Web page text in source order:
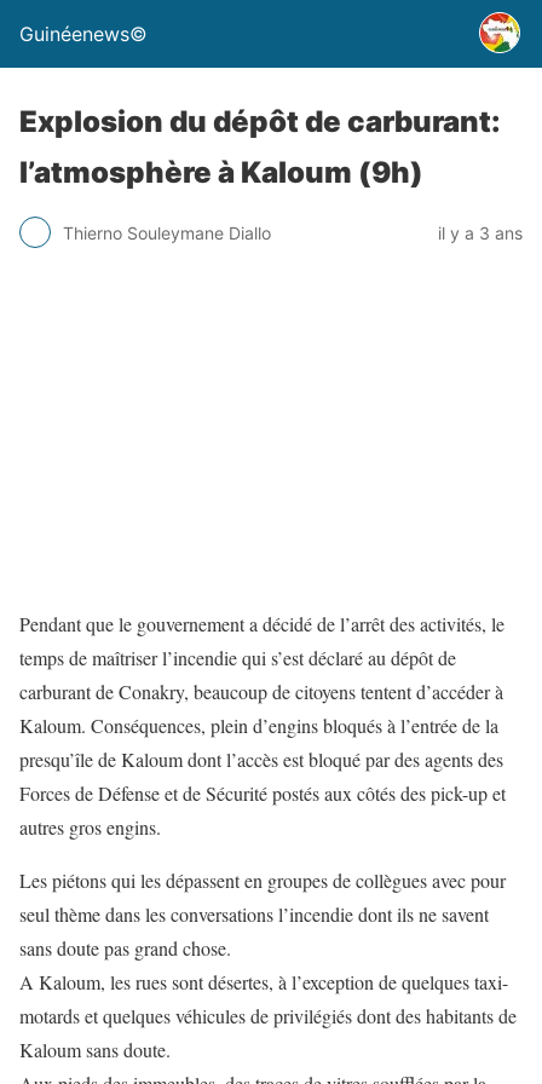
Guinéenews©
Explosion du dépôt de carburant:
l’atmosphère à Kaloum (9h)
Thierno Souleymane Diallo il y a 3 ans
Pendant que le gouvernement a décidé de l’arrêt des activités, le
temps de maîtriser l’incendie qui s’est déclaré au dépôt de
carburant de Conakry, beaucoup de citoyens tentent d’accéder à
Kaloum. Conséquences, plein d’engins bloqués à l’entrée de la
presqu’île de Kaloum dont l’accès est bloqué par des agents des
Forces de Défense et de Sécurité postés aux côtés des pick-up et
autres gros engins.
Les piétons qui les dépassent en groupes de collègues avec pour
seul thème dans les conversations l’incendie dont ils ne savent
sans doute pas grand chose.
A Kaloum, les rues sont désertes, à l’exception de quelques taxi-
motards et quelques véhicules de privilégiés dont des habitants de
Kaloum sans doute.